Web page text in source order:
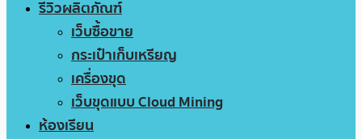
รีวิวผลิตภัณฑ์
เว็บซื้อขาย
กระเป๋าเก็บเหรียญ
เครื่องขุด
เว็บขุดแบบ Cloud Mining
ห้องเรียน